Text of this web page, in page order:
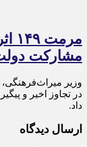
مشارکت
در تجاوز اخیر و
داد.
ارسال دیدگاه